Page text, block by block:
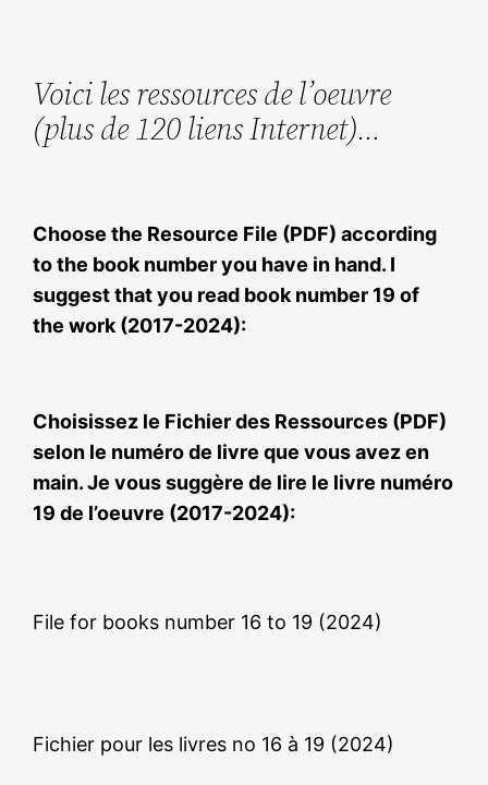
Voici les ressources de l’oeuvre
(plus de 120 liens Internet)…
Choose the Resource File (PDF) according
to the book number you have in hand. I
suggest that you read book number 19 of
the work (2017-2024):
Choisissez le Fichier des Ressources (PDF)
selon le numéro de livre que vous avez en
main. Je vous suggère de lire le livre numéro
19 de l’oeuvre (2017-2024):
File for books number 16 to 19 (2024)
Fichier pour les livres no 16 à 19 (2024)